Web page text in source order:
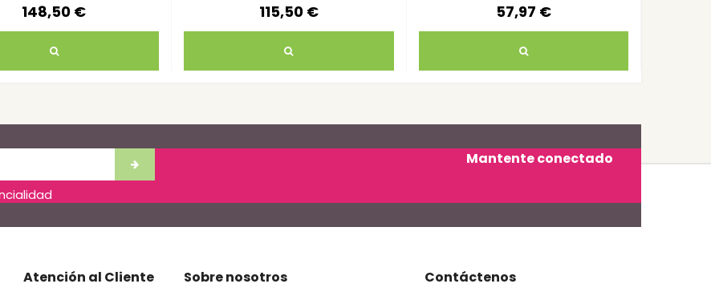
148,50 € 115,50 € 57,97 €
Mantente conectado
Atención al Cliente Sobre nosotros Contáctenos